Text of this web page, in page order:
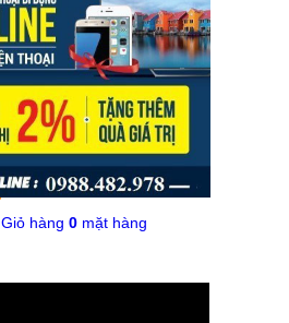
Giỏ hàng 0 mặt hàng